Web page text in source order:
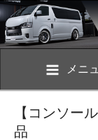
メニ
【コンソー
品